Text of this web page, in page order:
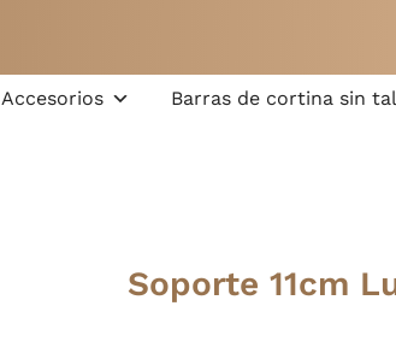
Accesorios Barras de cortina sin
Soporte 11cm